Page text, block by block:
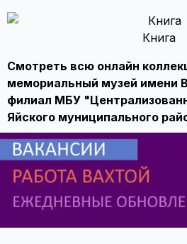
Книга
Смотреть всю онлайн
мемориальный музей имени
филиал МБУ
Яйского муниципального